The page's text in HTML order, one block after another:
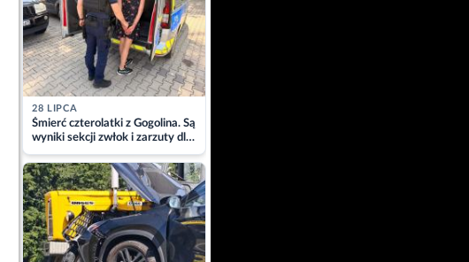
28 LIPCA
Śmierć czterolatki z Gogolina. Są
wyniki sekcji zwłok i zarzuty dla
matki